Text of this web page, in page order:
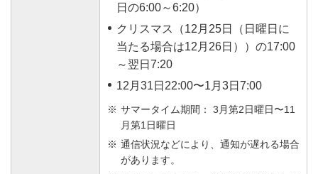
日の6:00～6:20）
クリスマス（12月25日（日曜日に
当たる場合は12月26日））の17:00
～翌日7:20
12月31日22:00〜1月3日7:00
サマータイム期間： 3月第2日曜日〜11
月第1日曜日
通信状況などにより、通知が遅れる場合
があります。